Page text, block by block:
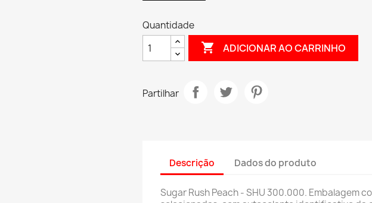
Quantidade
 ADICIONAR AO CARRINHO
Partilhar
Descrição Dados do produto
Sugar Rush Peach - SHU 300.000. Embalagem